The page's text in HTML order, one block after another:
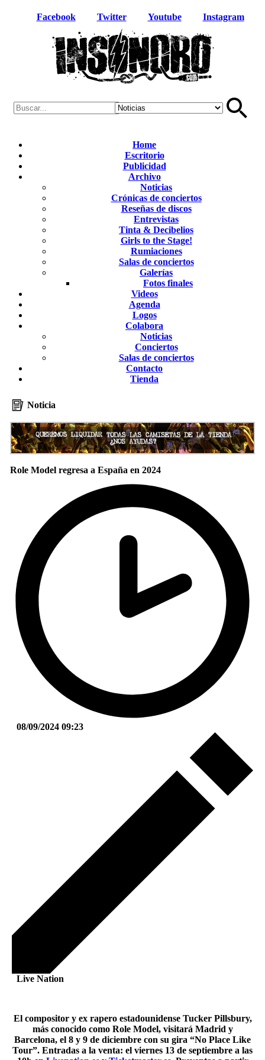
Facebook Twitter Youtube Instagram
Home
Escritorio
Publicidad
Archivo
Noticias
Crónicas de conciertos
Reseñas de discos
Entrevistas
Tinta & Decibelios
Girls to the Stage!
Rumiaciones
Salas de conciertos
Galerías
Fotos finales
Videos
Agenda
Logos
Colabora
Noticias
Conciertos
Salas de conciertos
Contacto
Tienda
Noticia
Role Model regresa a España en 2024
08/09/2024 09:23
Live Nation
El compositor y ex rapero estadounidense Tucker Pillsbury,
más conocido como Role Model, visitará Madrid y
Barcelona, el 8 y 9 de diciembre con su gira “No Place Like
Tour”. Entradas a la venta: el viernes 13 de septiembre a las